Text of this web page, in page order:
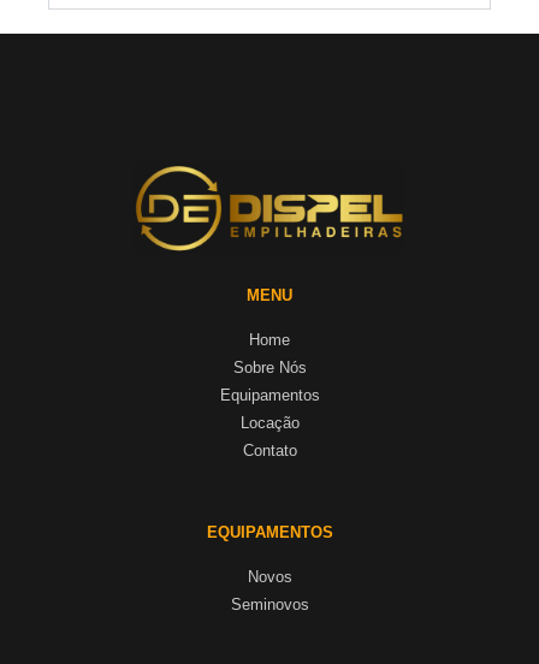
MENU
Home
Sobre Nós
Equipamentos
Locação
Contato
EQUIPAMENTOS
Novos
Seminovos